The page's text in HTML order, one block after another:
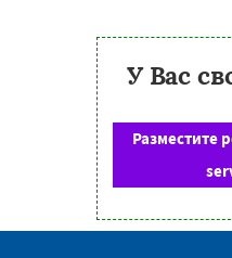
У Вас
Разместите